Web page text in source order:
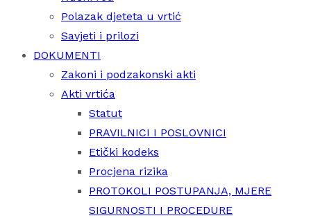
Polazak djeteta u vrtić
Savjeti i prilozi
DOKUMENTI
Zakoni i podzakonski akti
Akti vrtića
Statut
PRAVILNICI I POSLOVNICI
Etički kodeks
Procjena rizika
PROTOKOLI POSTUPANJA, MJERE
SIGURNOSTI I PROCEDURE